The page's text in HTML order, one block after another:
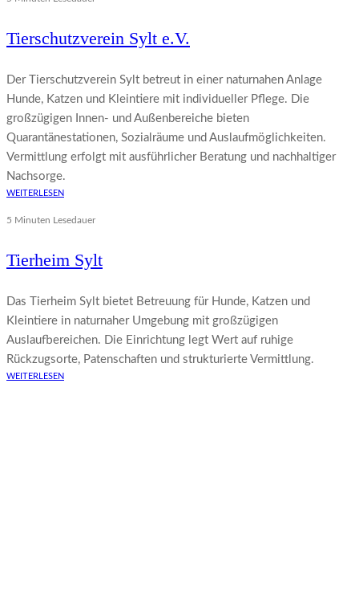
Tierschutzverein Sylt e.V.
Der Tierschutzverein Sylt betreut in einer naturnahen Anlage
Hunde, Katzen und Kleintiere mit individueller Pflege. Die
großzügigen Innen- und Außenbereiche bieten
Quarantänestationen, Sozialräume und Auslaufmöglichkeiten.
Vermittlung erfolgt mit ausführlicher Beratung und nachhaltiger
Nachsorge.
WEITERLESEN
5 Minuten Lesedauer
Tierheim Sylt
Das Tierheim Sylt bietet Betreuung für Hunde, Katzen und
Kleintiere in naturnaher Umgebung mit großzügigen
Auslaufbereichen. Die Einrichtung legt Wert auf ruhige
Rückzugsorte, Patenschaften und strukturierte Vermittlung.
WEITERLESEN